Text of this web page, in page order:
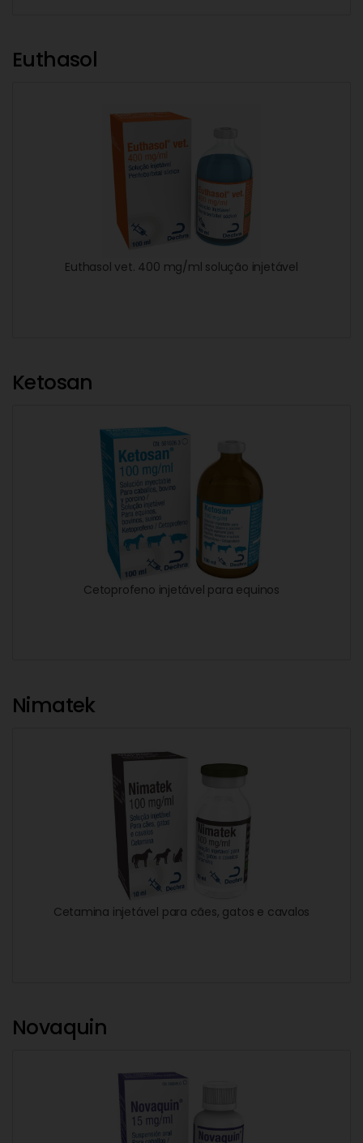
Euthasol
Euthasol vet. 400 mg/ml solução injetável
Ketosan
Cetoprofeno injetável para equinos
Nimatek
Cetamina injetável para cães, gatos e cavalos
Novaquin